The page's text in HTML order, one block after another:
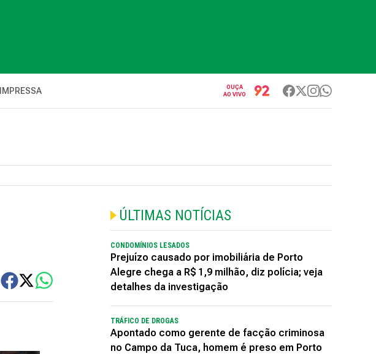
OUÇA
AO VIVO
ÚLTIMAS NOTÍCIAS
CONDOMÍNIOS LESADOS
Prejuízo causado por imobiliária de Porto
Alegre chega a R$ 1,9 milhão, diz polícia; veja
detalhes da investigação
TRÁFICO DE DROGAS
Apontado como gerente de facção criminosa
no Campo da Tuca, homem é preso em Porto